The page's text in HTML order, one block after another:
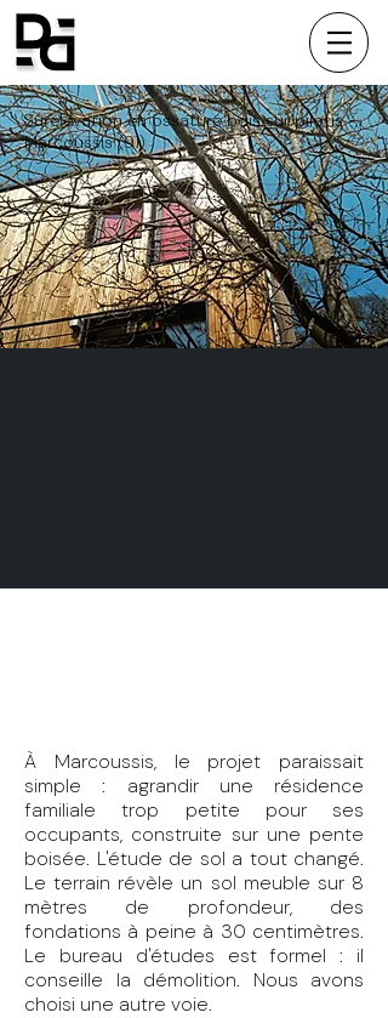
Surélévation en ossature bois sur pilotis —
Marcoussis (91)
À Marcoussis, le projet paraissait
simple : agrandir une résidence
familiale trop petite pour ses
occupants, construite sur une pente
boisée. L'étude de sol a tout changé.
Le terrain révèle un sol meuble sur 8
mètres de profondeur, des
fondations à peine à 30 centimètres.
Le bureau d'études est formel : il
conseille la démolition. Nous avons
choisi une autre voie.